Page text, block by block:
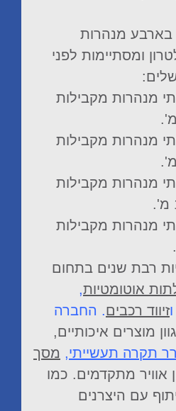
בארבע מנהרות
ומסתיימות לפני
מנהרות מקבילות
מנהרות מקבילות
מנהרות מקבילות
מנהרות מקבילות
רבת שנים בתחום
אוטומטיות,
וזיווד רכבים. החברה
מוצרים איכותיים,
תקרה תעשייתי, מסך
אוויר מתקדמים. כמו
עם היצרנים